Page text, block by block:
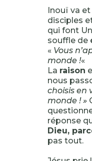
Inouï va
disciples
qui font
souffle de
« Vous
monde !«
La raison
nous
choisis en
monde ! »
réponse
Dieu,
pas tout.